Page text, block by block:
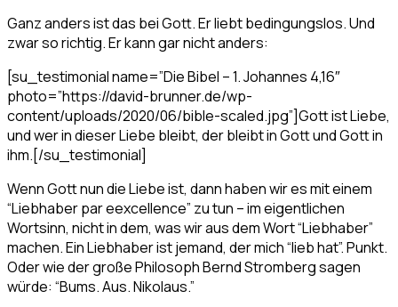
Ganz anders ist das bei Gott. Er liebt bedingungslos. Und
zwar so richtig. Er kann gar nicht anders:
[su_testimonial name=”Die Bibel – 1. Johannes 4,16″
photo=”https://david-brunner.de/wp-
content/uploads/2020/06/bible-scaled.jpg”]Gott ist Liebe,
und wer in dieser Liebe bleibt, der bleibt in Gott und Gott in
ihm.[/su_testimonial]
Wenn Gott nun die Liebe ist, dann haben wir es mit einem
“Liebhaber par eexcellence” zu tun – im eigentlichen
Wortsinn, nicht in dem, was wir aus dem Wort “Liebhaber”
machen. Ein Liebhaber ist jemand, der mich “lieb hat”. Punkt.
Oder wie der große Philosoph Bernd Stromberg sagen
würde: “Bums. Aus. Nikolaus.”